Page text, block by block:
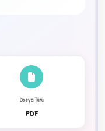
Dosya Türü
PDF